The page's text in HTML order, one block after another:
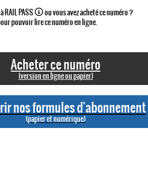
RAIL PASS ou vous avez acheté ce numéro ?
pouvoir lire ce numéro en ligne.
Acheter ce numéro
(version en ligne ou papier)
nos formules d'abonnement
(papier et numérique)